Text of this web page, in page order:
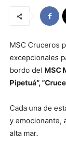
MSC Cruceros
excepcionales
bordo del MSC
Pipetuá”,
Cada una de
y emocionante,
alta mar.